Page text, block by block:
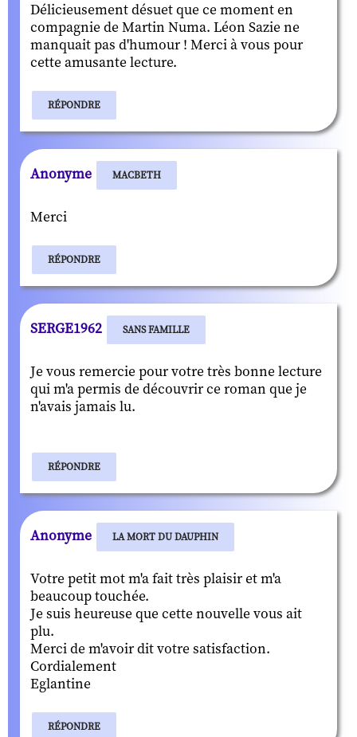
Délicieusement désuet que ce moment en
compagnie de Martin Numa. Léon Sazie ne
manquait pas d'humour ! Merci à vous pour
cette amusante lecture.
RÉPONDRE
Anonyme MACBETH
Merci
RÉPONDRE
SERGE1962 SANS FAMILLE
Je vous remercie pour votre très bonne lecture
qui m'a permis de découvrir ce roman que je
n'avais jamais lu.
RÉPONDRE
Anonyme LA MORT DU DAUPHIN
Votre petit mot m'a fait très plaisir et m'a
beaucoup touchée.
Je suis heureuse que cette nouvelle vous ait
plu.
Merci de m'avoir dit votre satisfaction.
Cordialement
Eglantine
RÉPONDRE